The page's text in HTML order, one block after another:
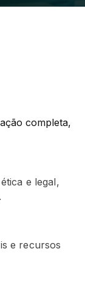
completa,
e legal,
e recursos